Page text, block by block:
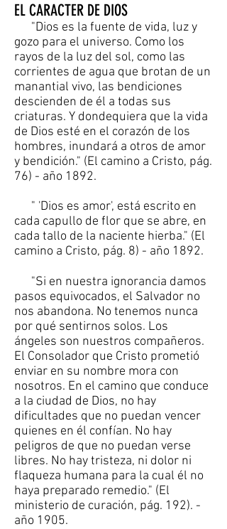
EL CARACTER DE DIOS
"Dios es la fuente de vida, luz y
gozo para el universo. Como los
rayos de la luz del sol, como las
corrientes de agua que brotan de un
manantial vivo, las bendiciones
descienden de él a todas sus
criaturas. Y dondequiera que la vida
de Dios esté en el corazón de los
hombres, inundará a otros de amor
y bendición." (El camino a Cristo, pág.
76) - año 1892.
" 'Dios es amor', está escrito en
cada capullo de flor que se abre, en
cada tallo de la naciente hierba." (El
camino a Cristo, pág. 8) - año 1892.
"Si en nuestra ignorancia damos
pasos equivocados, el Salvador no
nos abandona. No tenemos nunca
por qué sentirnos solos. Los
ángeles son nuestros compañeros.
El Consolador que Cristo prometió
enviar en su nombre mora con
nosotros. En el camino que conduce
a la ciudad de Dios, no hay
dificultades que no puedan vencer
quienes en él confían. No hay
peligros de que no puedan verse
libres. No hay tristeza, ni dolor ni
flaqueza humana para la cual él no
haya preparado remedio." (El
ministerio de curación, pág. 192). -
año 1905.